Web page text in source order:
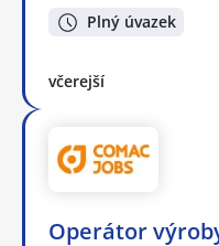
Plný úvazek
včerejší
Operátor